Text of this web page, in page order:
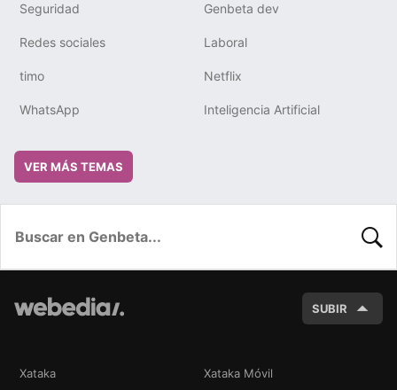
Seguridad Genbeta dev
Redes sociales Laboral
timo Netflix
WhatsApp Inteligencia Artificial
VER MÁS TEMAS
SUBIR
Xataka Xataka Móvil